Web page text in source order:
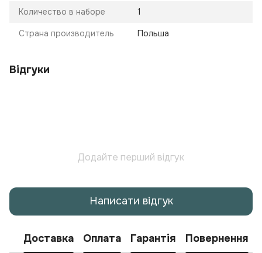
Количество в наборе 1
Страна производитель Польша
Відгуки
Додайте перший відгук
Написати відгук
Доставка Оплата Гарантія Повернення